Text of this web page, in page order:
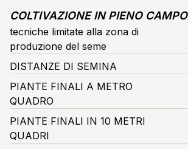
COLTIVAZIONE IN PIENO CAMPO
tecniche limitate alla zona di
produzione del seme
DISTANZE DI SEMINA
PIANTE FINALI A METRO
QUADRO
PIANTE FINALI IN 10 METRI
QUADRI